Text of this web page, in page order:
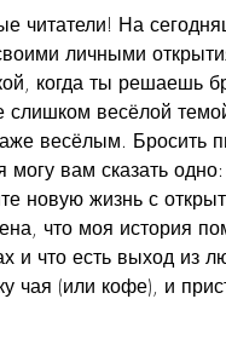
читатели! На
личными
когда ты решаешь
слишком весёлой
весёлым. Бросить
могу вам сказать
новую жизнь с
что моя история
и что есть выход из
чая (или кофе), и